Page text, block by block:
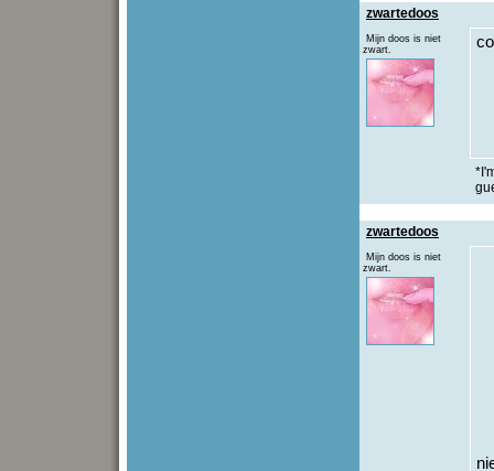
zwartedoos
Mijn doos is niet
zwart.
zwartedoos
Mijn doos is niet
zwart.